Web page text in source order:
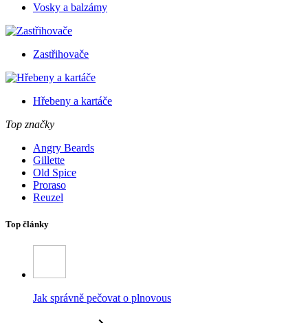
Vosky a balzámy
Zastřihovače
Hřebeny a kartáče
Top značky
Angry Beards
Gillette
Old Spice
Proraso
Reuzel
Top články
Jak správně pečovat o plnovous